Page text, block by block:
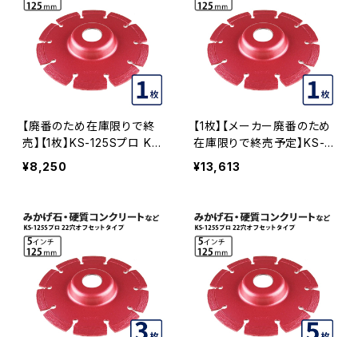
【廃番のため在庫限りで終
売】【1枚】KS-125Sプロ KS
セグメント 20穴 内径20m
m オフセットタイプ(ハットタ
ダイヤモンドカッター 刃キ
ワ切り コーナーカット 水平
切断 KS-125SPRO-OF20
¥8,250
【1枚】【メーカー廃番のため
在庫限りで終売予定】KS-1
25Sプロ 22穴 内径22mm
オフセットタイプ(ハットタイ
ンチ 125mm みかげ石・硬
質コンクリートなど (ks-12
5spro-of22)ダイヤモンド
カッター 刃キワ切り コーナ
ーカット 水平切断 KS-125
SPRO-OF22
¥13,613